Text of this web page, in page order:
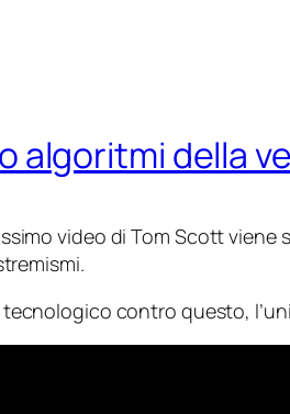
algoritmi della
video di Tom Scott viene
contro questo,